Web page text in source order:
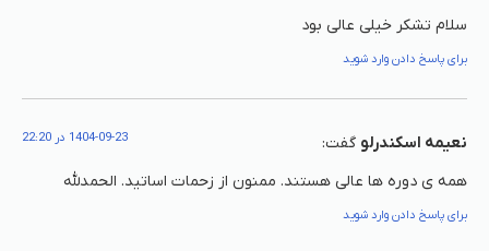
سلام تشکر خیلی عالی بود
برای پاسخ دادن وارد شوید
نعیمه اسکندرلو گفت: 1404-09-23 در 22:20
همه ی دوره ها عالی هستند. ممنون از زحمات اساتید. الحمدلله
برای پاسخ دادن وارد شوید